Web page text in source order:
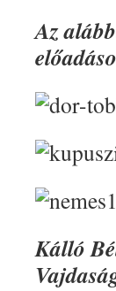
Az
Kálló